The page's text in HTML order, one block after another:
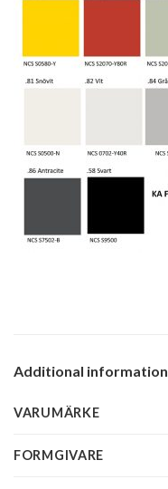
Additional information
VARUMÄRKE
FORMGIVARE